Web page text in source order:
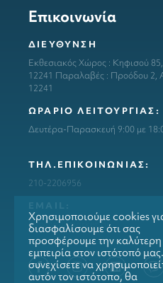
Επικοινωνία
ΔΙΕΥΘΥΝΣΗ
Εκθεσιακός Χώρος : Κηφισού
12241 Παραλαβές : Προόδου 2,
12241
ΩΡΑΡΙΟ ΛΕΙΤΟΥΡΓΙΑΣ:
Δευτέρα-Παρασκευή 9:00 με
ΤΗΛ.ΕΠΙΚΟΙΝΩΝΙΑΣ:
210-2206956
ΕΜΑΙL:
info@grillmarket.gr
Χρησιμοποιούμε cookies
διασφαλίσουμε ότι σας
προσφέρουμε την καλύτερη
εμπειρία στον ιστότοπό
συνεχίσετε να
αυτόν τον ιστότοπο, θα